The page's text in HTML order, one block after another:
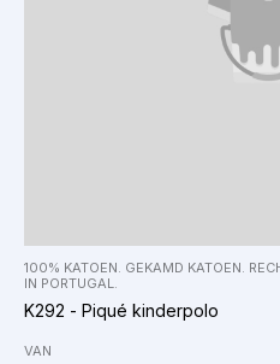
100% KATOEN. GEKAMD KATOEN.
IN PORTUGAL.
K292 - Piqué kinderpolo
VAN